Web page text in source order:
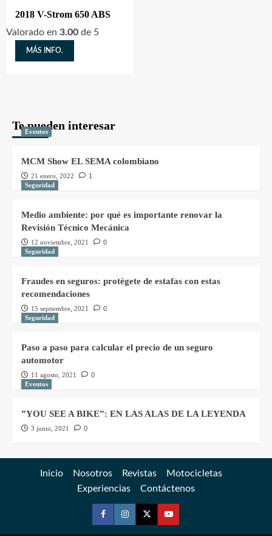
2018 V-Strom 650 ABS
Valorado en 3.00 de 5
MÁS INFO.
Te pueden interesar
Eventos
MCM Show EL SEMA colombiano
21 enero, 2022
1
Seguridad
Medio ambiente: por qué es importante renovar la
Revisión Técnico Mecánica
12 noviembre, 2021
0
Seguridad
Fraudes en seguros: protégete de estafas con estas
recomendaciones
15 septiembre, 2021
0
Seguridad
Paso a paso para calcular el precio de un seguro
automotor
11 agosto, 2021
0
Eventos
”YOU SEE A BIKE”: EN LAS ALAS DE LA LEYENDA
3 junio, 2021 0
Inicio Nosotros Revistas
Motocicletas
Experiencias
Contáctenos